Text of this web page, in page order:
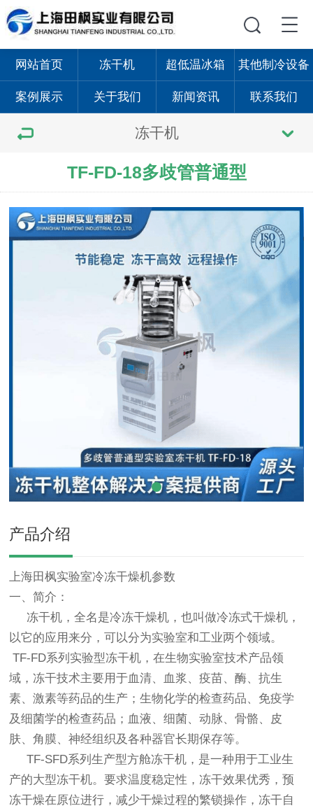
网站首页 冻干机 超低温冰箱 其他制冷设备
案例展示 关于我们 新闻资讯 联系我们
冻干机
TF-FD-18多歧管普通型
产品介绍
上海田枫实验室冷冻干燥机参数
一、简介：
冻干机，全名是冷冻干燥机，也叫做冷冻式干燥机，
以它的应用来分，可以分为实验室和工业两个领域。
TF- FD系列实验型冻干机，在生物实验室技术产品领
域，冻干技术主要用于血清、血浆、疫苗、酶、抗生
素、激素等药品的生产；生物化学的检查药品、免疫学
及细菌学的检查药品；血液、细菌、动脉、骨骼、皮
肤、角膜、神经组织及各种器官长期保存等。
TF-SFD系列生产型方舱冻干机，是一种用于工业生
产的大型冻干机。要求温度稳定性，冻干效果优秀，预
冻干燥在原位进行，减少干燥过程的繁锁操作，冻干自